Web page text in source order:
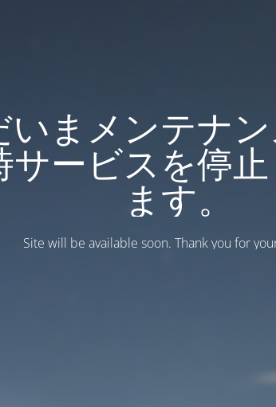
いまメンテナ
サービスを停止
ます。
Site will be available soon. Thank you for